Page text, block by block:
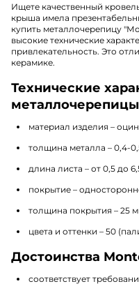
Ищете качественный
крыша имела
купить металлочерепицу
высокие технические
привлекательность. Это
керамике.
Технические
материал изделия –
толщина металла – 0,4-
длина листа – от 0,5 до
покрытие –
толщина покрытия – 25
цвета и оттенки – 50
Достоинства
соответствует